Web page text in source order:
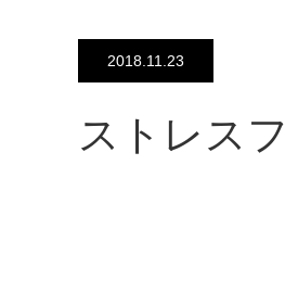
2018.11.23
ストレス